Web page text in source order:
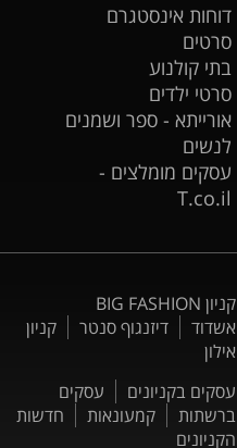
דוחות אינסטגרם
סרטים
בתי קולנוע
סרטי ילדים
אורייתא - ספר ושמנים
לנשים
עסקים מומלצים -
T.co.il
קניון BIG FASHION
אשדוד
דיזנגוף סנטר
קניון
אילון
עסקים בקניונים
עסקים
ברשתות
קמעונאות
חדשות
הקניונים